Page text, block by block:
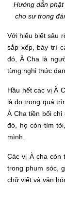
Hướng dẫn
cho sư trong
Với hiểu biết sâu
sắp xếp, bày trí
đó, À Cha là
từng nghi thức
Hầu hết các vị À
là do trong quá
À Cha tiền bối chỉ
đó, họ còn tìm
mình.
Các vị À chacòn
trong phum sóc,
chữ viết và văn